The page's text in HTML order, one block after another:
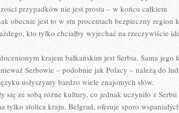
przypadków nie jest prosta – w końcu całkiem
obecnie jest to w stu procentach bezpieczny region
kto tylko chciałby wyjechać na rzeczywiście
krajem bałkańskim jest Serbia. Sama jego
Serbowie – podobnie jak Polacy – należą do
usłyszymy bardzo wiele znajomych słów.
się ze sobą różne kultury, co jednak uczyniło z Serbii
tylko stolica kraju, Belgrad, oferuje sporo